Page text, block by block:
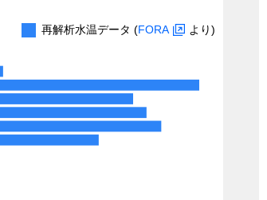
再解析水温データ (FORA より)